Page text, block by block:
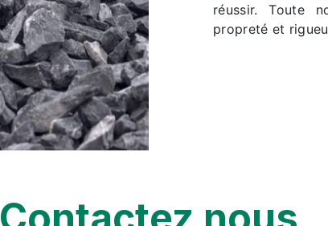
réussir. Toute
propreté et